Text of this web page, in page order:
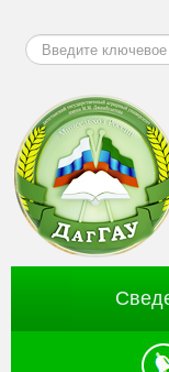
Искать...